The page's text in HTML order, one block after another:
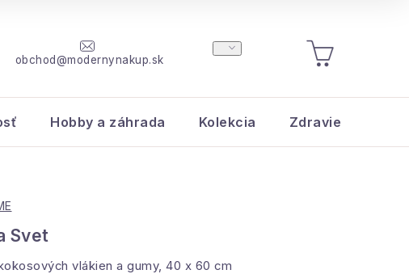
obchod@modernynakup.sk
NÁKUPNÝ
KOŠÍK
Hobby a záhrada Kolekcia Zdravie a krása
Svet
vlákien a gumy, 40 x 60 cm